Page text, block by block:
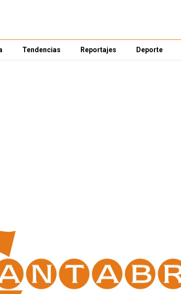
Tendencias Reportajes Deporte